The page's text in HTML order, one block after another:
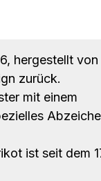
hergestellt von
zurück.
mit einem
ist seit dem